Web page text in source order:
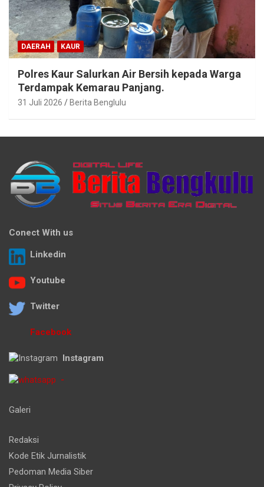
DAERAH KAUR
Polres Kaur Salurkan Air Bersih kepada Warga
Terdampak Kemarau Panjang.
31 Juli 2026 Berita Benglulu
Conect With us
Linkedin
Youtube
Twitter
Facebook
Instagram
Galeri
Redaksi
Kode Etik Jurnalistik
Pedoman Media Siber
Privacy Policy